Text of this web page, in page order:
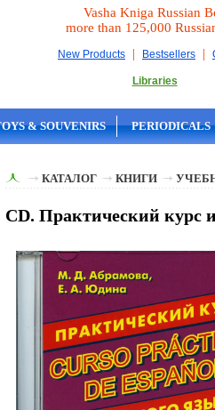
Vasha Kniga Russian
more than 125,000
New Products | Bestsellers |
Libraries
& SOUVENIRS PERIODICALS
КАТАЛОГ КНИГИ
CD. Практический